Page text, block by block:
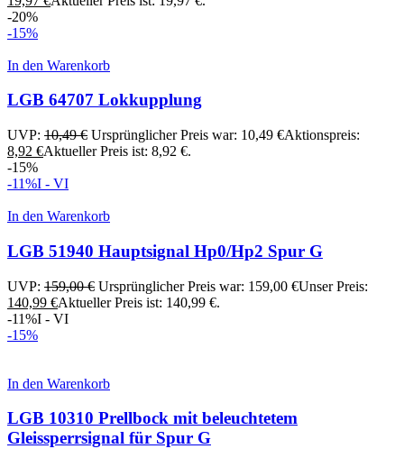
-20%
-15%
In den Warenkorb
LGB 64707 Lokkupplung
UVP: 10,49€ Ursprünglicher Preis war: 10,49 €Aktionspreis:
8,92 €Aktueller Preis ist: 8,92 €.
-15%
-11%I - VI
In den Warenkorb
LGB 51940 Hauptsignal Hp0/Hp2 Spur G
UVP: 159,00€ Ursprünglicher Preis war: 159,00 €Unser Preis:
140,99 €Aktueller Preis ist: 140,99 €.
-11%I - VI
-15%
In den Warenkorb
LGB 10310 Prellbock mit beleuchtetem
Gleissperrsignal für Spur G